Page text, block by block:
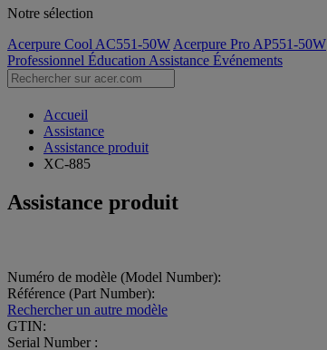
Notre sélection
Acerpure Cool AC551-50W Acerpure Pro AP551-50W
Professionnel Éducation Assistance Événements
Accueil
Assistance
Assistance produit
XC-885
Assistance produit
Numéro de modèle (Model Number):
Référence (Part Number):
Rechercher un autre modèle
GTIN:
Serial Number :